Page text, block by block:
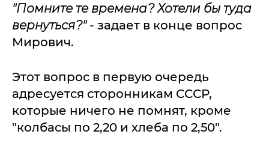
"Помните те времена? Хотели бы туда
вернуться?"- задает в конце вопрос
Мирович.
Этот вопрос в первую очередь
адресуется сторонникам СССР,
которые ничего не помнят, кроме
"колбасы по 2,20 и хлеба по 2,50".